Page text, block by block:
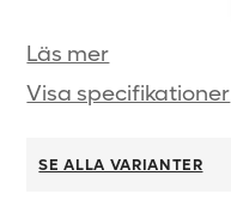
Läs mer
Visa specifikationer
SE ALLA VARIANTER